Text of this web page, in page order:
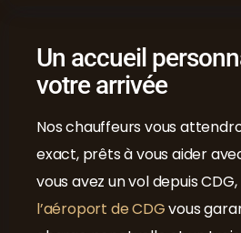
Un accueil
votre arrivée
Nos chauffeurs vous
exact, prêts à vous aider
vous avez un vol depuis
l’aéroport de CDGvous